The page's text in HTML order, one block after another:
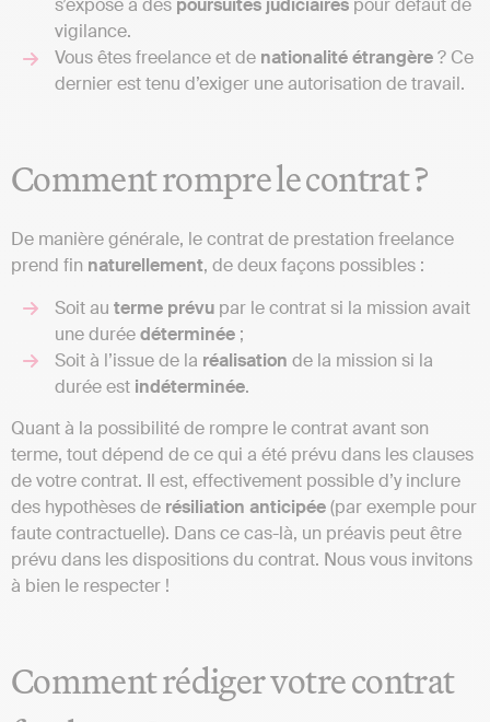
s’expose à des poursuites judiciaires pour défaut de
vigilance.
Vous êtes freelance et de nationalitéétrangère? Ce
dernier est tenu d’exiger une autorisation de travail.
Comment rompre le contrat ?
De manière générale, le contrat de prestation freelance
prend fin naturellement, de deux façons possibles :
Soit au terme prévu par le contrat si la mission avait
une duréedéterminée ;
Soit à l’issue de la réalisation de la mission si la
durée est indéterminée.
Quant à la possibilité de rompre le contrat avant son
terme, tout dépend de ce qui a été prévu dans les clauses
de votre contrat. Il est, effectivement possible d’y inclure
des hypothèses de résiliation anticipée(par exemple pour
faute contractuelle). Dans ce cas-là, un préavis peut être
prévu dans les dispositions du contrat. Nous vous invitons
à bien le respecter !
Comment rédiger votre contrat